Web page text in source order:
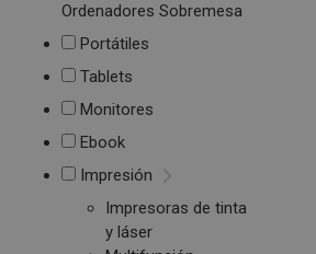
Ordenadores Sobremesa
Portátiles
Tablets
Monitores
Ebook
Impresión
Impresoras de tinta
y láser